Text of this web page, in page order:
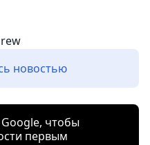
новостью
чтобы
первым